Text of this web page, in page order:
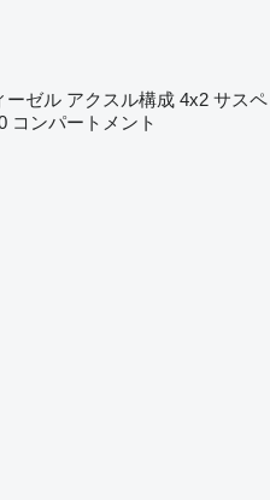
ーゼル アクスル構成 4x2 サスペ
コンパートメント